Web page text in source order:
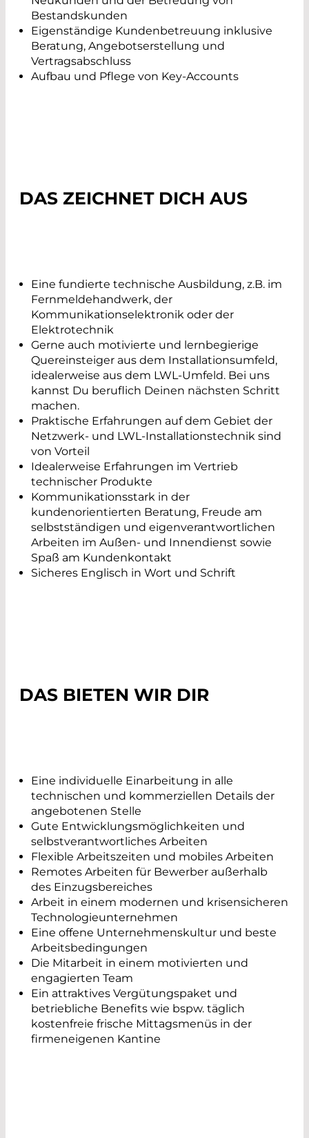
Bestandskunden
Eigenständige Kundenbetreuung inklusive
Beratung, Angebotserstellung und
Vertragsabschluss
Aufbau und Pflege von Key-Accounts
DAS ZEICHNET DICH AUS
Eine fundierte technische Ausbildung, z.B. im
Fernmeldehandwerk, der
Kommunikationselektronik oder der
Elektrotechnik
Gerne auch motivierte und lernbegierige
Quereinsteiger aus dem Installationsumfeld,
idealerweise aus dem LWL-Umfeld. Bei uns
kannst Du beruflich Deinen nächsten Schritt
machen.
Praktische Erfahrungen auf dem Gebiet der
Netzwerk- und LWL-Installationstechnik sind
von Vorteil
Idealerweise Erfahrungen im Vertrieb
technischer Produkte
Kommunikationsstark in der
kundenorientierten Beratung, Freude am
selbstständigen und eigenverantwortlichen
Arbeiten im Außen- und Innendienst sowie
Spaß am Kundenkontakt
Sicheres Englisch in Wort und Schrift
DAS BIETEN WIR DIR
Eine individuelle Einarbeitung in alle
technischen und kommerziellen Details der
angebotenen Stelle
Gute Entwicklungsmöglichkeiten und
selbstverantwortliches Arbeiten
Flexible Arbeitszeiten und mobiles Arbeiten
Remotes Arbeiten für Bewerber außerhalb
des Einzugsbereiches
Arbeit in einem modernen und krisensicheren
Technologieunternehmen
Eine offene Unternehmenskultur und beste
Arbeitsbedingungen
Die Mitarbeit in einem motivierten und
engagierten Team
Ein attraktives Vergütungspaket und
betriebliche Benefits wie bspw. täglich
kostenfreie frische Mittagsmenüs in der
firmeneigenen Kantine